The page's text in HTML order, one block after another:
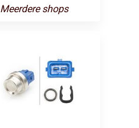
Meerdere shops